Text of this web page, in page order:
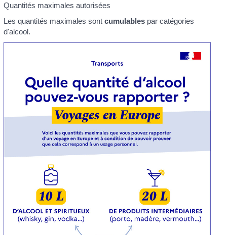
Quantités maximales autorisées
Les quantités maximales sont cumulablespar catégories
d'alcool.